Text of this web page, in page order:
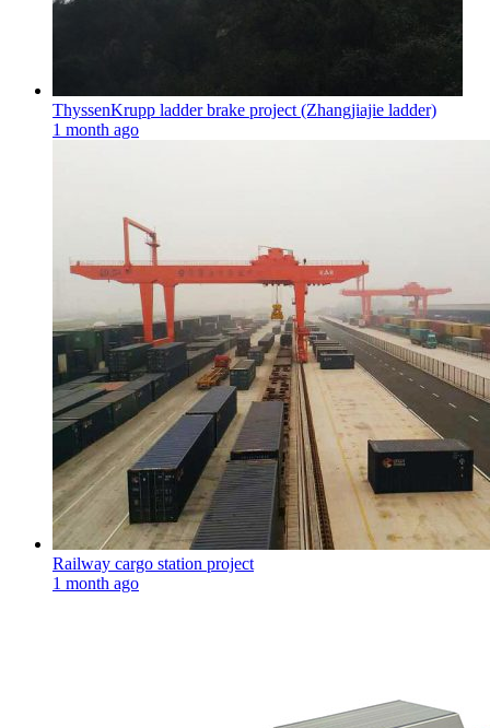
ThyssenKrupp ladder brake project (Zhangjiajie ladder)
1 month ago
Railway cargo station project
1 month ago